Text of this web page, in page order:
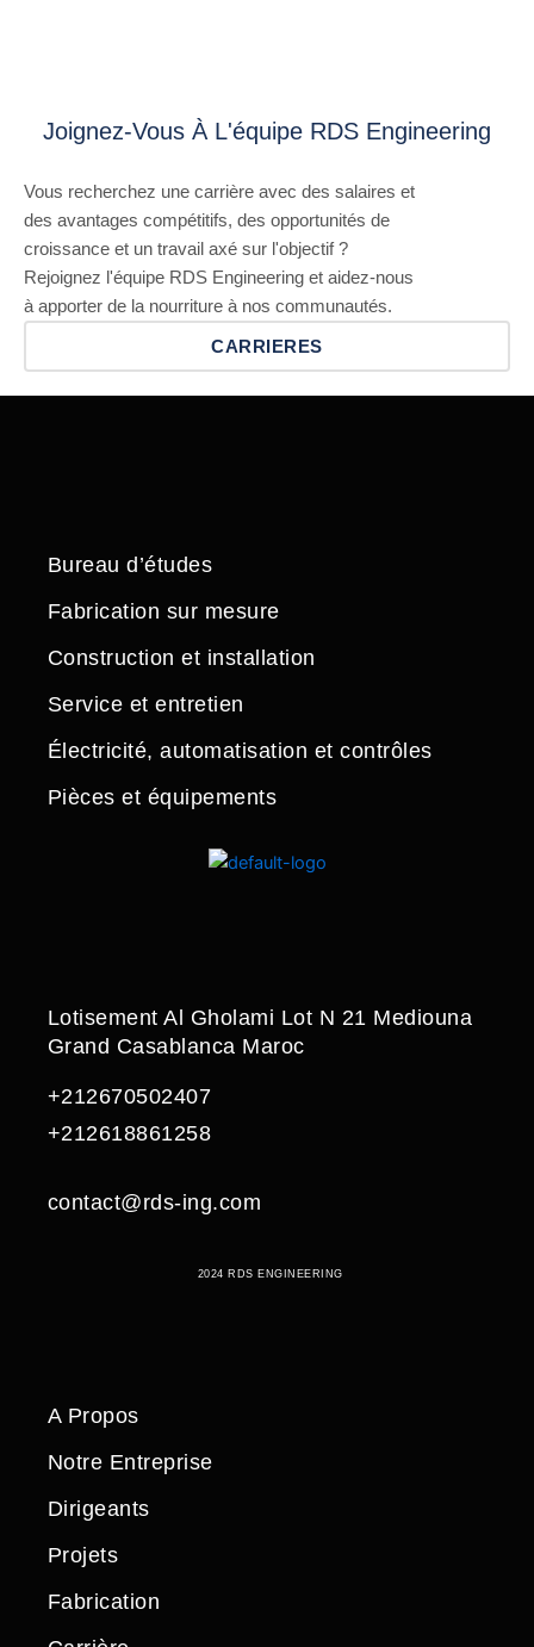
Joignez-Vous À L'équipe RDS Engineering
Vous recherchez une carrière avec des salaires et
des avantages compétitifs, des opportunités de
croissance et un travail axé sur l'objectif ?
Rejoignez l'équipe RDS Engineering et aidez-nous
à apporter de la nourriture à nos communautés.
CARRIERES
Bureau d’études
Fabrication sur mesure
Construction et installation
Service et entretien
Électricité, automatisation et contrôles
Pièces et équipements
Lotisement Al Gholami Lot N 21 Mediouna
Grand Casablanca Maroc
+212670502407
+212618861258
contact@rds-ing.com
2024 RDS ENGINEERING
A Propos
Notre Entreprise
Dirigeants
Projets
Fabrication